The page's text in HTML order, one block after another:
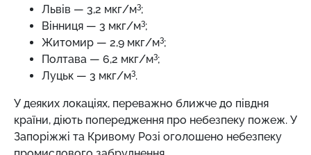
Львів — 3,2 мкг/м3;
Вінниця — 3 мкг/м3;
Житомир — 2,9 мкг/м3;
Полтава — 6,2 мкг/м3;
Луцьк — 3 мкг/м3.
У деяких локаціях, переважно ближче до півдня
країни, діють попередження про небезпеку пожеж. У
Запоріжжі та Кривому Розі оголошено небезпеку